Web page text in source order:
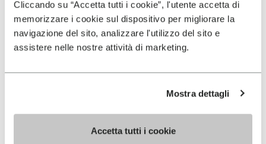
Cliccando su “Accetta tutti i cookie”, l'utente accetta di
memorizzare i cookie sul dispositivo per migliorare la
navigazione del sito, analizzare l'utilizzo del sito e
assistere nelle nostre attività di marketing.
Mostra dettagli
Accetta tutti i cookie
Tokyo
Shanghai Connection Lab